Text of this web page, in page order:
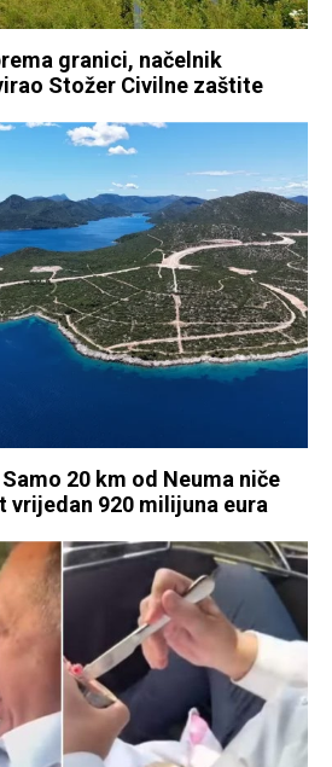
granici, načelnik
Stožer Civilne zaštite
20 km od Neuma niče
vrijedan 920 milijuna eura